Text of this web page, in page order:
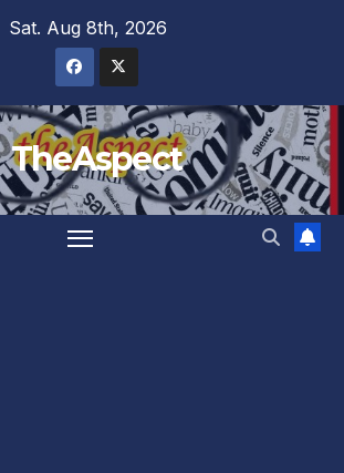
Sat. Aug 8th, 2026
TheAspect